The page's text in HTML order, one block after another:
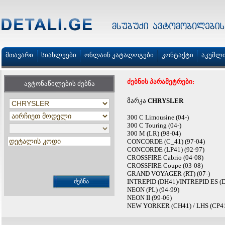
მთავარი სიახლეები ონლაინ კატალოგები კონტაქტი
ავტონაწილების ძებნა ძებნის პარამეტრები:
მარკა CHRYSLER
300 C Limousine (04-)
300 C Touring (04-)
300 M (LR) (98-04)
CONCORDE (C_41) (97-04)
CONCORDE (LP41) (92-97)
CROSSFIRE Cabrio (04-08)
CROSSFIRE Coupe (03-08)
GRAND VOYAGER (RT) (07-)
INTREPID (DH41)/INTREPID ES
NEON (PL) (94-99)
NEON II (99-06)
NEW YORKER (CH41) / LHS